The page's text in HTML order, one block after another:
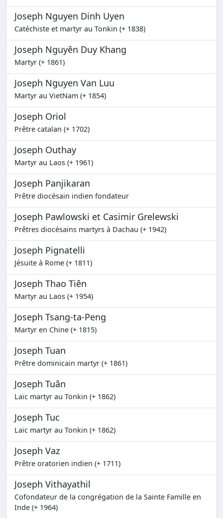
Joseph Nguyen Dinh Uyen
Catéchiste et martyr au Tonkin (+ 1838)
Joseph Nguyên Duy Khang
Martyr (+ 1861)
Joseph Nguyen Van Luu
Martyr au VietNam (+ 1854)
Joseph Oriol
Prêtre catalan (+ 1702)
Joseph Outhay
Martyr au Laos (+ 1961)
Joseph Panjikaran
Prêtre diocésain indien fondateur
Joseph Pawlowski et Casimir Grelewski
Prêtres diocésains martyrs à Dachau (+ 1942)
Joseph Pignatelli
Jésuite à Rome (+ 1811)
Joseph Thao Tiên
Martyr au Laos (+ 1954)
Joseph Tsang-ta-Peng
Martyr en Chine (+ 1815)
Joseph Tuan
Prêtre dominicain martyr (+ 1861)
Joseph Tuân
Laïc martyr au Tonkin (+ 1862)
Joseph Tuc
Laïc martyr au Tonkin (+ 1862)
Joseph Vaz
Prêtre oratorien indien (+ 1711)
Joseph Vithayathil
Cofondateur de la congrégation de la Sainte Famille en
Inde (+ 1964)